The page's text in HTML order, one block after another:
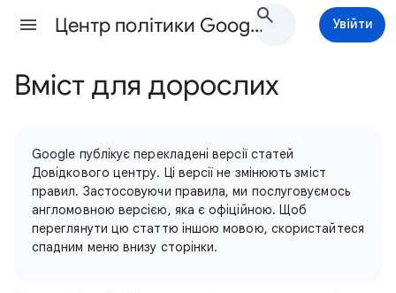
Центр політики Google Ads Довідка Увійти
Вміст для дорослих
Google публікує перекладені версії статей
Довідкового центру. Ці версії не змінюють зміст
правил. Застосовуючи правила, ми послуговуємось
англомовною версією, яка є офіційною. Щоб
переглянути цю статтю іншою мовою, скористайтеся
спадним меню внизу сторінки.